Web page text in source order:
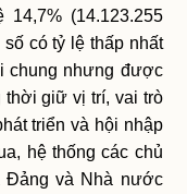
(14.123.255
có tỷ lệ thấp nhất
chung nhưng được
thời giữ vị trí, vai trò
triển và hội nhập
hệ thống các chủ
Đảng và Nhà nước